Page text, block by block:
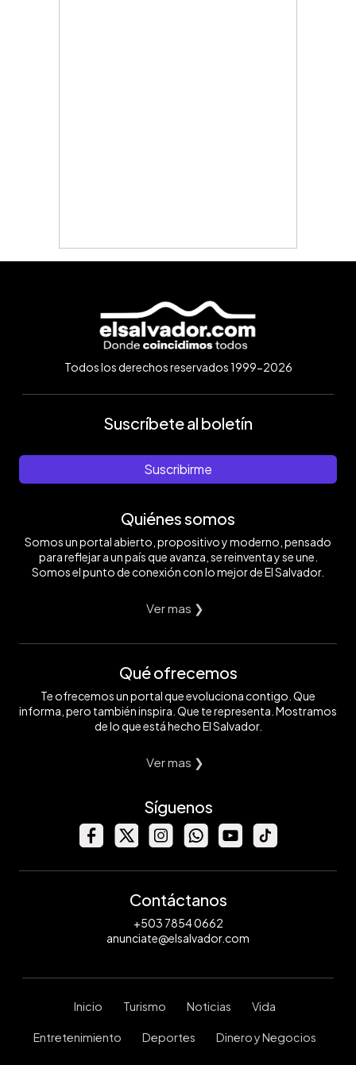
Todos los derechos reservados 1999-2026
Suscríbete al boletín
Suscribirme
Quiénes somos
Somos un portal abierto, propositivo y moderno, pensado
para reflejar a un país que avanza, se reinventa y se une.
Somos el punto de conexión con lo mejor de El Salvador.
Ver mas ❯
Qué ofrecemos
Te ofrecemos un portal que evoluciona contigo. Que
informa, pero también inspira. Que te representa. Mostramos
de lo que está hecho El Salvador.
Ver mas ❯
Síguenos
Contáctanos
+503 7854 0662
anunciate@elsalvador.com
Inicio Turismo Noticias Vida
Entretenimiento Deportes Dinero y Negocios